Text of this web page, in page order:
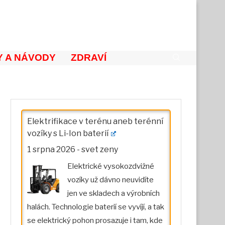
A NÁVODY ZDRAVÍ
Elektrifikace v terénu aneb terénní
vozíky s Li-Ion baterií
1 srpna 2026 - svet zeny
Elektrické vysokozdvižné
vozíky už dávno neuvidíte
jen ve skladech a výrobních
halách. Technologie baterií se vyvíjí, a tak
se elektrický pohon prosazuje i tam, kde